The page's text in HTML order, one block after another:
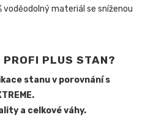
materiál se sníženou
PLUS STAN?
stanu v porovnání s
a celkové váhy.